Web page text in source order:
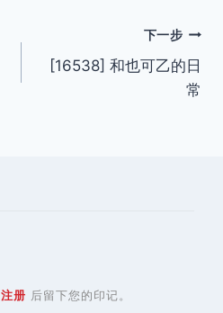
下一步
[16538] 和也可乙的日
常
注册 后留下您的印记。